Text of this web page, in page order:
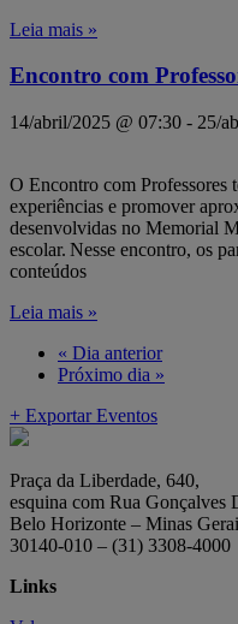
Leia mais »
Encontro com
14/abril/2025 @ 07:30 - 25/
O Encontro com Professores
experiências e promover
desenvolvidas no Memorial
escolar. Nesse encontro, os
conteúdos
Leia mais »
« Dia anterior
Próximo dia »
+ Exportar Eventos
Praça da Liberdade, 640,
esquina com Rua Gonçalves
Belo Horizonte – Minas
30140-010 – (31) 3308-4000
Links